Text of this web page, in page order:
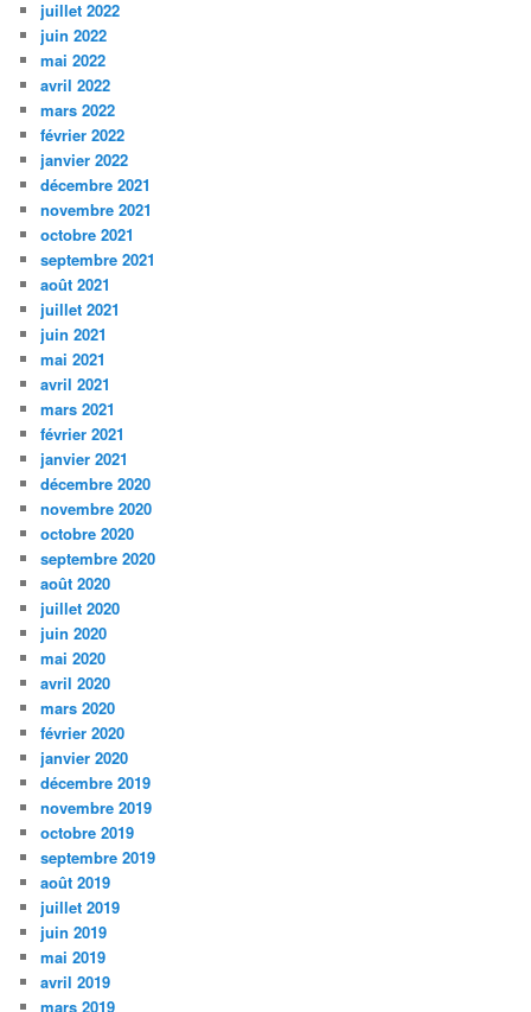
juillet 2022
juin 2022
mai 2022
avril 2022
mars 2022
février 2022
janvier 2022
décembre 2021
novembre 2021
octobre 2021
septembre 2021
août 2021
juillet 2021
juin 2021
mai 2021
avril 2021
mars 2021
février 2021
janvier 2021
décembre 2020
novembre 2020
octobre 2020
septembre 2020
août 2020
juillet 2020
juin 2020
mai 2020
avril 2020
mars 2020
février 2020
janvier 2020
décembre 2019
novembre 2019
octobre 2019
septembre 2019
août 2019
juillet 2019
juin 2019
mai 2019
avril 2019
mars 2019